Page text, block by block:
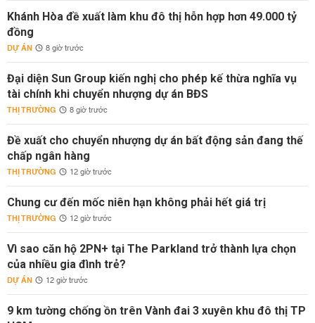
Khánh Hòa đề xuất làm khu đô thị hỗn hợp hơn 49.000 tỷ
đồng
DỰ ÁN 8 giờ trước
Đại diện Sun Group kiến nghị cho phép kế thừa nghĩa vụ
tài chính khi chuyển nhượng dự án BĐS
THỊ TRƯỜNG 8 giờ trước
Đề xuất cho chuyển nhượng dự án bất động sản đang thế
chấp ngân hàng
THỊ TRƯỜNG 12 giờ trước
Chung cư đến mốc niên hạn không phải hết giá trị
THỊ TRƯỜNG 12 giờ trước
Vì sao căn hộ 2PN+ tại The Parkland trở thành lựa chọn
của nhiều gia đình trẻ?
DỰ ÁN 12 giờ trước
9 km tường chống ồn trên Vành đai 3 xuyên khu đô thị TP